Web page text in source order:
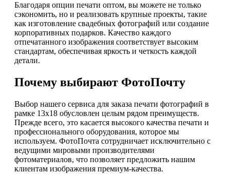
Благодаря опции печати оптом, вы можете не только
сэкономить, но и реализовать крупные проекты, такие
как изготовление свадебных фотографий или создание
корпоративных подарков. Качество каждого
отпечатанного изображения соответствует высоким
стандартам, обеспечивая яркость и четкость каждой
детали.
Почему выбирают ФотоПочту
Выбор нашего сервиса для заказа печати фотографий в
рамке 13х18 обусловлен целым рядом преимуществ.
Прежде всего, это касается высокого качества печати и
профессионального оборудования, которое мы
используем. ФотоПочта сотрудничает исключительно с
ведущими мировыми производителями
фотоматериалов, что позволяет предложить нашим
клиентам изображения премиум-качества.